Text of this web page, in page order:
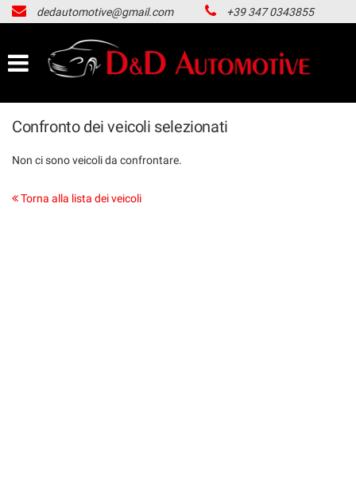
HOME
LISTA VEICOLI
ACQUISTIAMO USATO
NOLEGGIO LUNGO TERMINE
dedautomotive@gmail.com +39 347 0343855
Confronto dei veicoli selezionati
Non ci sono veicoli da confrontare.
Torna alla lista dei veicoli